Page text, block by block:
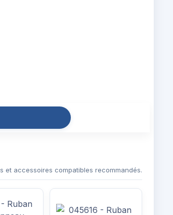
et accessoires compatibles recommandés.